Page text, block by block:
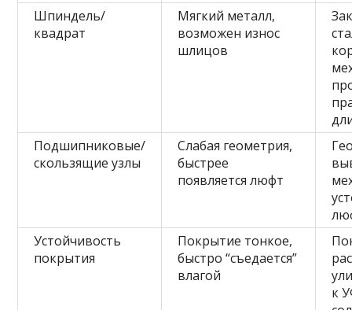
Шпиндель/
квадрат
Мягкий металл,
возможен износ
шлицов
Подшипниковые/
скользящие узлы
Слабая геометрия,
быстрее
появляется люфт
Устойчивость
покрытия
Покрытие тонкое,
быстро “съедается”
влагой
к